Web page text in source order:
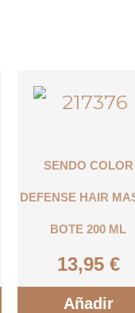
SENDO COLOR
DEFENSE HAIR
BOTE 200 ML
13,95 €
Añadir